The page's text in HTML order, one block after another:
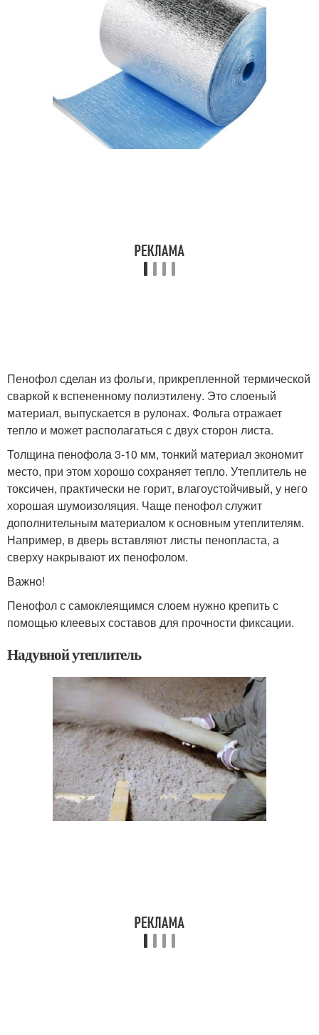
Пенофол сделан из фольги, прикрепленной термической
сваркой к вспененному полиэтилену. Это слоеный
материал, выпускается в рулонах. Фольга отражает
тепло и может располагаться с двух сторон листа.
Толщина пенофола 3-10 мм, тонкий материал экономит
место, при этом хорошо сохраняет тепло. Утеплитель не
токсичен, практически не горит, влагоустойчивый, у него
хорошая шумоизоляция. Чаще пенофол служит
дополнительным материалом к основным утеплителям.
Например, в дверь вставляют листы пенопласта, а
сверху накрывают их пенофолом.
Важно!
Пенофол с самоклеящимся слоем нужно крепить с
помощью клеевых составов для прочности фиксации.
Надувной утеплитель